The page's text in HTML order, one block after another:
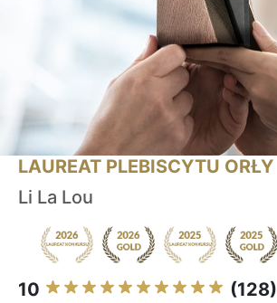
LAUREAT PLEBISCYTU ORŁY
Li La Lou
10 (128)